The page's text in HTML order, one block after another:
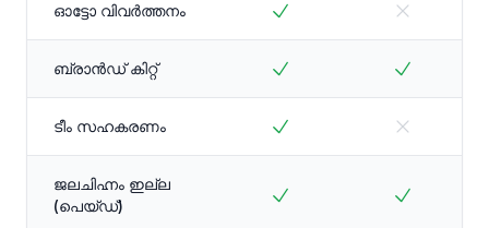
ഓട്ടോ വിവർത്തനം
ബ്രാൻഡ് കിറ്റ്
ടീം സഹകരണം
ജലചിഹ്നം ഇല്ല
(പെയ്ഡ്)